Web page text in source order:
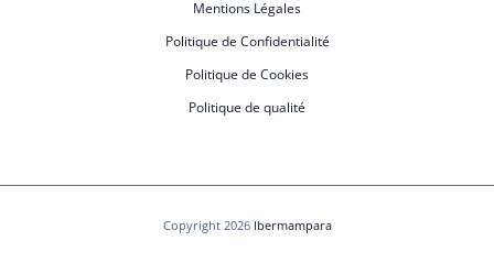
Mentions Légales
Politique de Confidentialité
Politique de Cookies
Politique de qualité
Copyright 2026 Ibermampara